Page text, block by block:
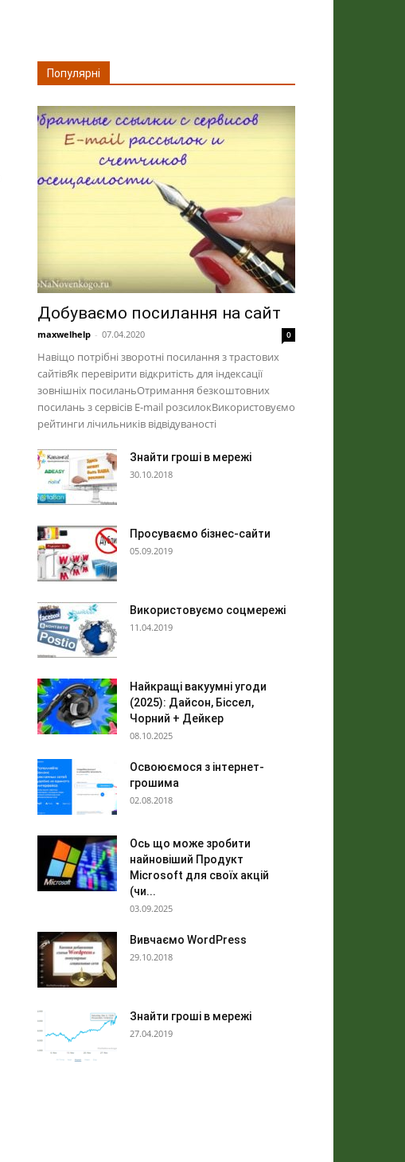
Популярні
Добуваємо посилання на сайт
maxwelhelp - 07.04.2020 0
Навіщо потрібні зворотні посилання з трастових
сайтівЯк перевірити відкритість для індексації
зовнішніх посиланьОтримання безкоштовних
посилань з сервісів E-mail розсилокВикористовуємо
рейтинги лічильників відвідуваності
Знайти гроші в мережі
30.10.2018
Просуваємо бізнес-сайти
05.09.2019
Використовуємо соцмережі
11.04.2019
Найкращі вакуумні угоди
(2025): Дайсон, Біссел,
Чорний + Дейкер
08.10.2025
Освоюємося з інтернет-
грошима
02.08.2018
Ось що може зробити
найновіший Продукт
Microsoft для своїх акцій
(чи...
03.09.2025
Вивчаємо WordPress
29.10.2018
Знайти гроші в мережі
27.04.2019